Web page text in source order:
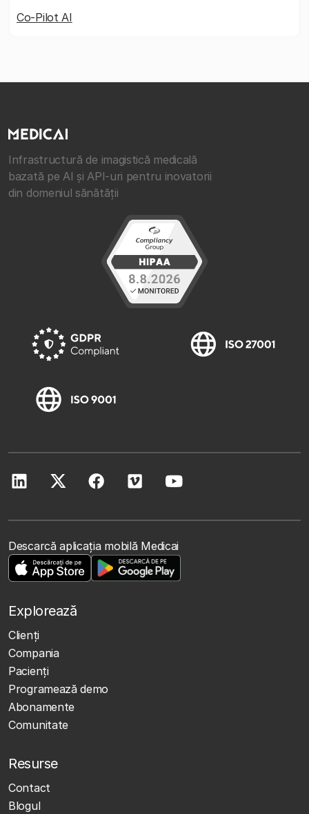
Co-Pilot AI
Infrastructură de imagistică medicală
bazată pe AI și API-uri pentru inovatorii
din domeniul sănătății
Descarcă aplicația mobilă Medicai
Explorează
Clienţi
Compania
Pacienți
Programează demo
Abonamente
Comunitate
Resurse
Contact
Blogul